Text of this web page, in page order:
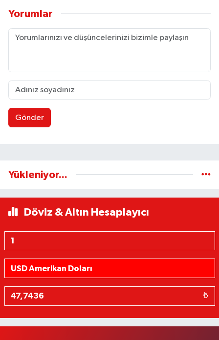
Yorumlar
Gönder
Yükleniyor...
Döviz & Altın Hesaplayıcı
₺